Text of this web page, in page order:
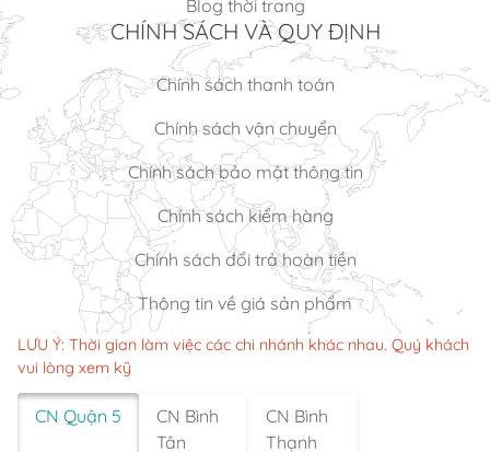
Blog thời trang
CHÍNH SÁCH VÀ QUY ĐỊNH
Chính sách thanh toán
Chính sách vận chuyển
Chính sách bảo mật thông tin
Chính sách kiểm hàng
Chính sách đổi trả hoàn tiền
Thông tin về giá sản phẩm
LƯU Ý: Thời gian làm việc các chi nhánh khác nhau. Quý khách
vui lòng xem kỹ
CN Quận 5
CN Bình
Tân
CN Bình
Thạnh